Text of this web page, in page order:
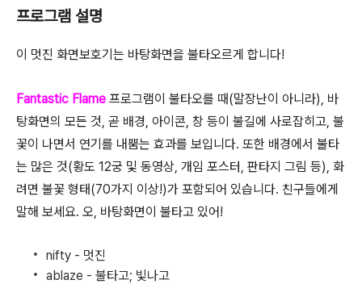
프로그램 설명
이 멋진 화면보호기는 바탕화면을 불타오르게 합니다!
Fantastic Flame 프로그램이 불타오를 때(말장난이 아니라), 바
탕화면의 모든 것, 곧 배경, 아이콘, 창 등이 불길에 사로잡히고, 불
꽃이 나면서 연기를 내뿜는 효과를 보입니다. 또한 배경에서 불타
는 많은 것(황도 12궁 및 동영상, 개임 포스터, 판타지 그림 등), 화
려면 불꽃 형태(70가지 이상!)가 포함되어 있습니다. 친구들에게
말해 보세요. 오, 바탕화면이 불타고 있어!
nifty - 멋진
ablaze - 불타고; 빛나고